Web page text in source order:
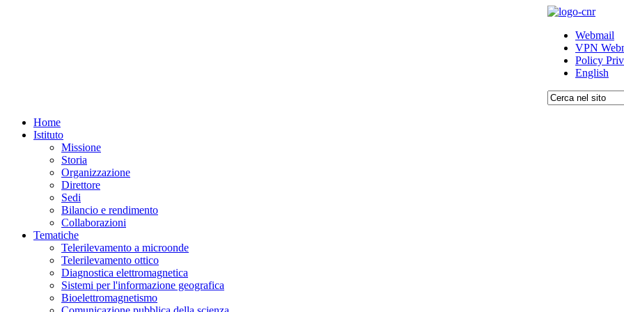
Webmail
VPN
Policy
English
Home
Istituto
Missione
Storia
Organizzazione
Direttore
Sedi
Bilancio e rendimento
Collaborazioni
Tematiche
Telerilevamento a microonde
Telerilevamento ottico
Diagnostica elettromagnetica
Sistemi per l'informazione geografica
Bioelettromagnetismo